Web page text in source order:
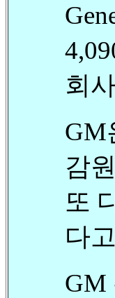
회
GM
감
또
다
GM